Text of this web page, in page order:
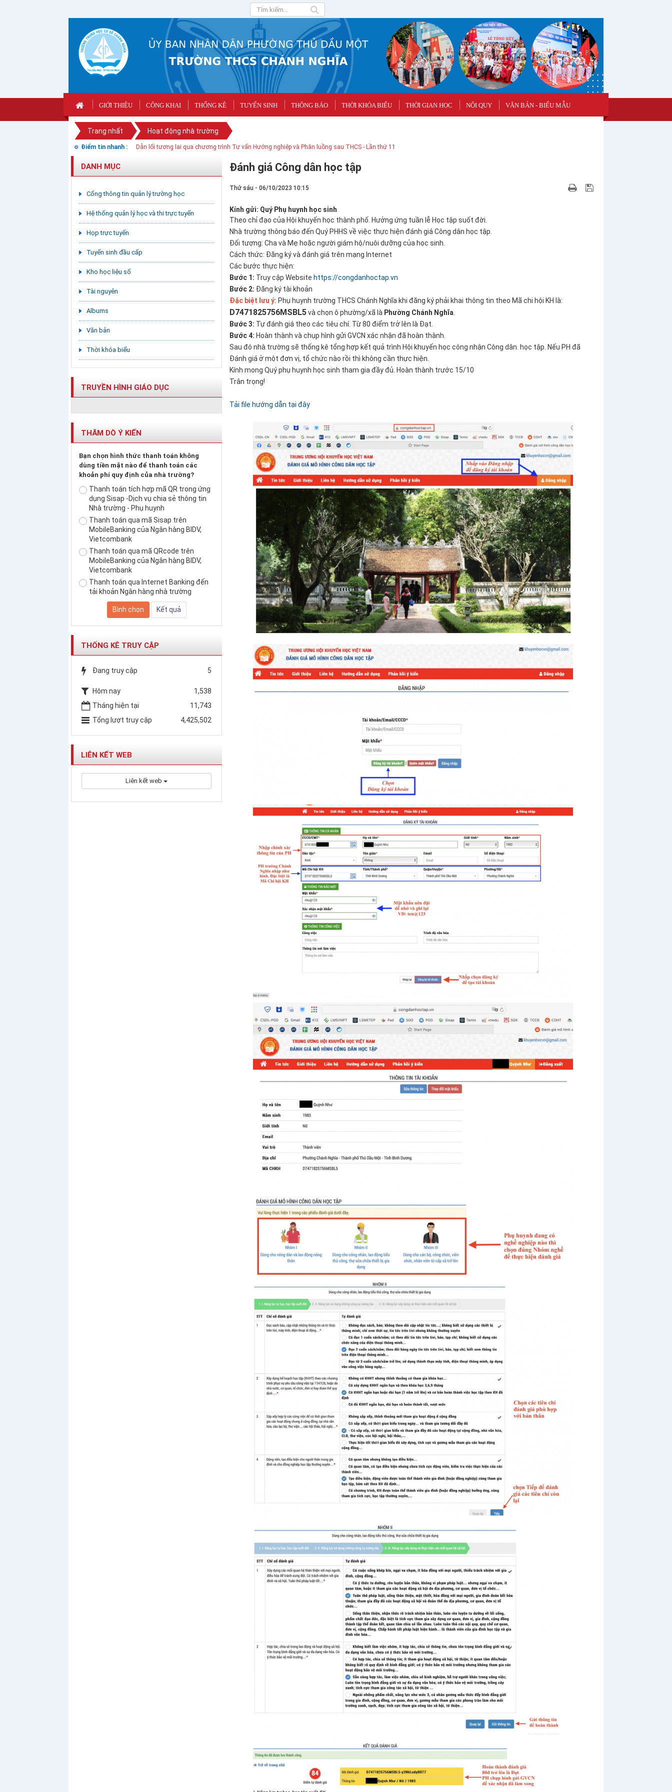
GIỚI THIỆU CÔNG KHAI THỐNG KÊ TUYỂN SINH THÔNG BÁO THỜI KHÓA BIỂU THỜI GIAN HỌC NỘI QUY VĂN BẢN - BIỂU MẪU
Trang nhất Hoạt động nhà trường
Điểm tin nhanh : TUYÊN TRUYỀN THỰC HIỆN QUYỀN SỞ HỮU TRÍ TUỆ TRONG TRƯỜNG HỌC
Dẫn lối tương lai qua chương trình Tư vấn Hướng nghiệp và Phân luồng sau THCS - Lần thứ 11
Đánh giá Công dân học tập
Thứ sáu - 06/10/2023 10:15
Kính gửi: Quý Phụ huynh học sinh
Theo chỉ đạo của Hội khuyến học thành phố. Hưởng ứng tuần lễ Học tập suốt đời.
Nhà trường thông báo đến Quý PHHS về việc thực hiện đánh giá Công dân học tập.
Đối tượng: Cha và Mẹ hoặc người giám hộ/nuôi dưỡng của học sinh.
Cách thức: Đăng ký và đánh giá trên mạng Internet
Các bước thực hiện:
Bước 1: Truy cập Website https://congdanhoctap.vn
Bước 2: Đăng ký tài khoản
Đặc biệt lưu ý: Phụ huynh trường THCS Chánh Nghĩa khi đăng ký phải khai thông tin theo Mã chi hội KH là:
D7471825756MSBL5và chọn ô phường/xã là Phường Chánh Nghĩa
Bước 3: Tự đánh giá theo các tiêu chí. Từ 80 điểm trở lên là Đạt.
Bước 4: Hoàn thành và chụp hình gửi GVCN xác nhận đã hoàn thành.
Sau đó nhà trường sẽ thống kê tổng hợp kết quả trình Hội khuyến học công nhận Công dân. học tập. Nếu PH đã
Đánh giá ở một đơn vị, tổ chức nào rồi thì không cần thực hiện.
Kính mong Quý phụ huynh học sinh tham gia đầy đủ. Hoàn thành trước 15/10
Trân trọng!
Tải file hướng dẫn tại đây
DANH MỤC
Cổng thông tin quản lý trường học
Hệ thống quản lý học và thi trực tuyến
Họp trực tuyến
Tuyển sinh đầu cấp
Kho học liệu số
Tài nguyên
Albums
Văn bản
Thời khóa biểu
TRUYỀN HÌNH GIÁO DỤC
THĂM DÒ Ý KIẾN
Bạn chọn hình thức thanh toán không
dùng tiền mặt nào để thanh toán các
khoản phí quy định của nhà trường?
Thanh toán tích hợp mã QR trong ứng
dụng Sisap -Dịch vụ chia sẻ thông tin
Nhà trường - Phụ huynh
Thanh toán qua mã Sisap trên
MobileBanking của Ngân hàng BIDV,
Vietcombank
Thanh toán qua mã QRcode trên
MobileBanking của Ngân hàng BIDV,
Vietcombank
Thanh toán qua Internet Banking đến
tải khoản Ngân hàng nhà trường
THỐNG KÊ TRUY CẬP
Đang truy cập 5
Hôm nay
1,538
Tháng hiện tại
11,743
Tổng lượt truy cập
4,425,502
LIÊN KẾT WEB
Liên kết web